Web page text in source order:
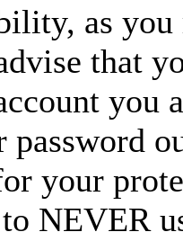
as
that
you
your
NEVER